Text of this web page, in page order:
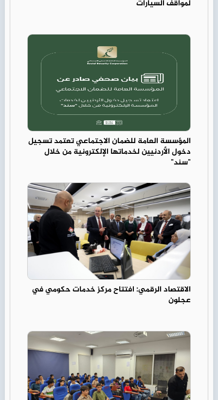
لمواقف السيارات
المؤسسة العامة للضمان الاجتماعي تعتمد تسجيل
دخول الأردنيين لخدماتها الإلكترونية من خلال
"سند"
الاقتصاد الرقمي: افتتاح مركز خدمات حكومي في
عجلون